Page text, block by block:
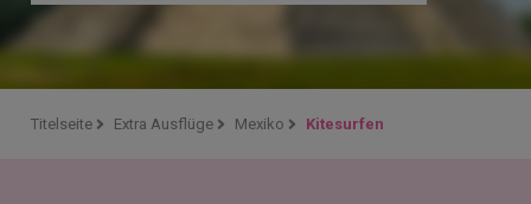
Titelseite Extra Ausflüge Mexiko Kitesurfen